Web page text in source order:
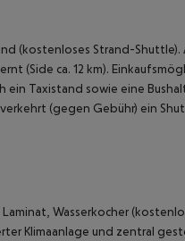
(kostenloses Strand-
(Side ca. 12 km).
Taxistand sowie eine
(gegen Gebühr) ein
Wasserkocher
Klimaanlage und zentral